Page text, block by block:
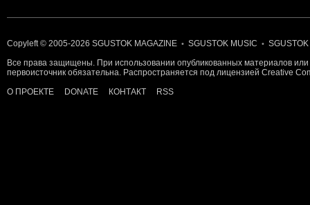
Copyleft © 2005-2026 SGUSTOK MAGAZINE • SGUSTOK MUSIC •
Все права защищены. При использовании опубликованных материалов
первоисточник обязательна. Распространяется под лицензией Creative
О ПРОЕКТЕ
DONATE КОНТАКТ RSS